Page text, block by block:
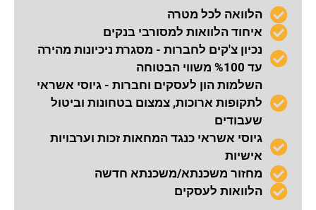
הלוואה לכל מטרה
איחוד הלוואות למסורבי בנקים
נכיון צ'קים לחברות - מסגרת ניכיונות מהירה
עד %100 משווי הבטוחה
השלמות הון לעסקים וחברות - גיוסי אשראי
לתקופות ארוכות, צמצום בטחונות וביטול
שעבודים
גיוסי אשראי כנגד המחאות זכות וערבויות
אישיות
מחזור משכנתא/משכנתא חדשה
הלוואות לעסקים